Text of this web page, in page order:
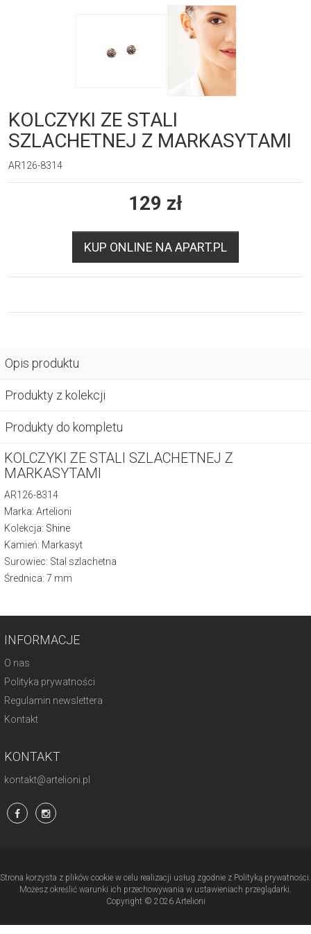
KOLCZYKI ZE STALI
SZLACHETNEJ Z MARKASYTAMI
AR126-8314
129 zł
KUP ONLINE NA APART.PL
Opis produktu
Produkty z kolekcji
Produkty do kompletu
KOLCZYKI ZE STALI SZLACHETNEJ Z
MARKASYTAMI
AR126-8314
Marka: Artelioni
Kolekcja: Shine
Kamień: Markasyt
Surowiec: Stal szlachetna
Średnica: 7 mm
INFORMACJE
O nas
Polityka prywatności
Regulamin newslettera
Kontakt
KONTAKT
kontakt@artelioni.pl
Strona korzysta z plików cookie w celu realizacji usług zgodnie z Polityką prywatności.
Możesz określić warunki ich przechowywania w ustawieniach przeglądarki.
Copyright © 2026 Artelioni